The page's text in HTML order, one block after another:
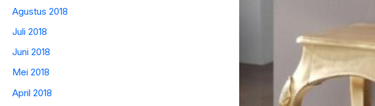
Agustus 2018
Juli 2018
Juni 2018
Mei 2018
April 2018